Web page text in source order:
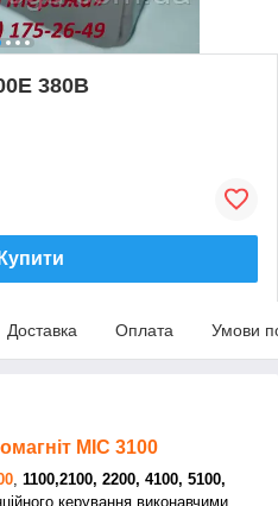
380В
Купити
Доставка Оплата Умови
МІС 3100
1100,2100, 2200, 4100, 5100,
керування виконавчими